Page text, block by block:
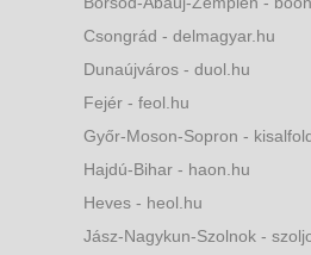
Csongrád - delmagyar.hu
Dunaújváros - duol.hu
Fejér - feol.hu
Győr-Moson-Sopron -
Hajdú-Bihar - haon.hu
Heves - heol.hu
Jász-Nagykun-Szolnok -